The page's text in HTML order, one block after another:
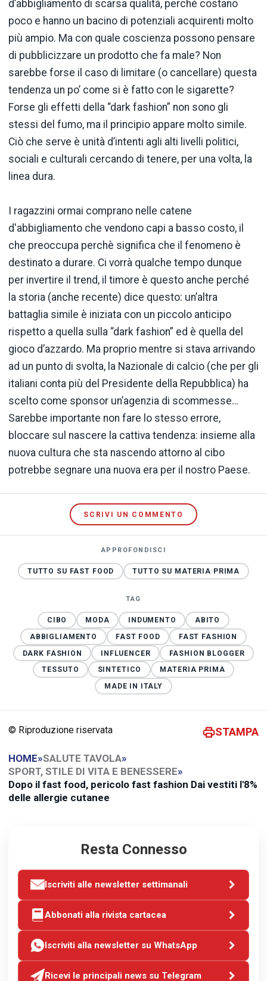
d’abbigliamento di scarsa qualità, perché costano
poco e hanno un bacino di potenziali acquirenti molto
più ampio. Ma con quale coscienza possono pensare
di pubblicizzare un prodotto che fa male? Non
sarebbe forse il caso di limitare (o cancellare) questa
tendenza un po’ come si è fatto con le sigarette?
Forse gli effetti della “dark fashion” non sono gli
stessi del fumo, ma il principio appare molto simile.
Ciò che serve è unità d’intenti agli alti livelli politici,
sociali e culturali cercando di tenere, per una volta, la
linea dura.
I ragazzini ormai comprano nelle catene
d'abbigliamento che vendono capi a basso costo, il
che preoccupa perchè significa che il fenomeno è
destinato a durare. Ci vorrà qualche tempo dunque
per invertire il trend, il timore è questo anche perché
la storia (anche recente) dice questo: un’altra
battaglia simile è iniziata con un piccolo anticipo
rispetto a quella sulla “dark fashion” ed è quella del
gioco d’azzardo. Ma proprio mentre si stava arrivando
ad un punto di svolta, la Nazionale di calcio (che per gli
italiani conta più del Presidente della Repubblica) ha
scelto come sponsor un’agenzia di scommesse…
Sarebbe importante non fare lo stesso errore,
bloccare sul nascere la cattiva tendenza: insieme alla
nuova cultura che sta nascendo attorno al cibo
potrebbe segnare una nuova era per il nostro Paese.
SCRIVI UN COMMENTO
APPROFONDISCI
TUTTO SU FAST FOOD TUTTO SU MATERIA PRIMA
TAG
CIBO MODA INDUMENTO
ABITO
ABBIGLIAMENTO
FAST FOOD
FAST FASHION
DARK FASHION
INFLUENCER
FASHION BLOGGER
TESSUTO
SINTETICO
MATERIA PRIMA
MADE IN ITALY
© Riproduzione riservata STAMPA
HOME»SALUTE TAVOLA»
SPORT, STILE DI VITA E BENESSERE»
Dopo il fast food, pericolo fast fashion Dai vestiti l'8%
delle allergie cutanee
Resta Connesso
Iscriviti alle newsletter settimanali
Abbonati alla rivista cartacea
Iscriviti alla newsletter su WhatsApp
Ricevi le principali news su Telegram